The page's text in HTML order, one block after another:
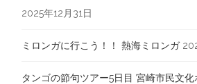
2025年12月31日
ミロンガに行こう！！ 熱海ミロンガ
タンゴの節句ツアー5日目 宮崎市民文化